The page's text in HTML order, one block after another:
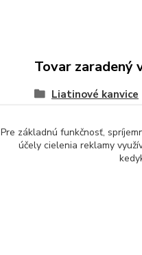
Tovar zaradený
Liatinové kanvice
Pre základnú funkčnosť,
účely cielenia reklamy